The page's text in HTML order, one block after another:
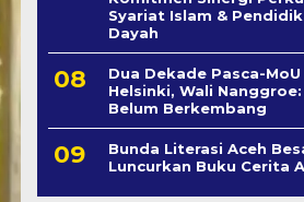
Syariat Islam &
Dayah
Dua Dekade Pasca-MoU
Helsinki, Wali Nanggroe:
Belum Berkembang
Bunda Literasi Aceh
Luncurkan Buku Cerita